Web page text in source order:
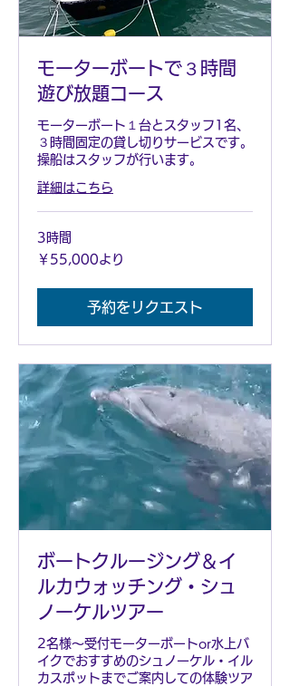
モーターボートで３時間
遊び放題コース
モーターボート１台とスタッフ1名、
３時間固定の貸し切りサービスです。
操船はスタッフが行います。
詳細はこちら
3時間
55,000
円
り
￥55,000より
予約をリクエスト
ボートクルージング＆イ
ルカウォッチング・シュ
ノーケルツアー
2名様～受付モーターボートor水上バ
イクでおすすめのシュノーケル・イル
カスポットまでご案内しての体験ツア